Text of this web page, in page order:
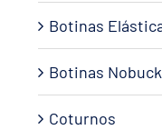
Botinas
Botinas Nobuck
Coturnos